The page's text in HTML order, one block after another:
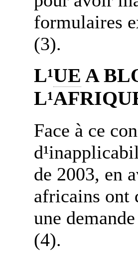
formulaires
(3).
L¹UE A
Face à ce
de 2003, en
africains ont
une
(4).